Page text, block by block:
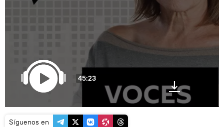
45:23
Síguenos en